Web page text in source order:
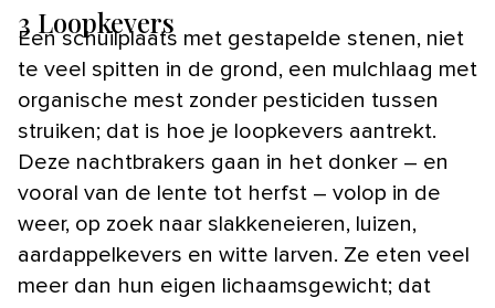
3 Loopkevers
Een schuilplaats met gestapelde stenen, niet
te veel spitten in de grond, een mulchlaag met
organische mest zonder pesticiden tussen
struiken; dat is hoe je loopkevers aantrekt.
Deze nachtbrakers gaan in het donker – en
vooral van de lente tot herfst – volop in de
weer, op zoek naar slakkeneieren, luizen,
aardappelkevers en witte larven. Ze eten veel
meer dan hun eigen lichaamsgewicht; dat